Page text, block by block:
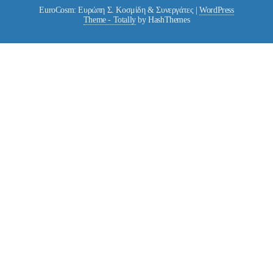
EuroCosm: Ευρώπη Σ. Κοσμίδη & Συνεργάτες |WordPress
Theme - Totallyby HashThemes